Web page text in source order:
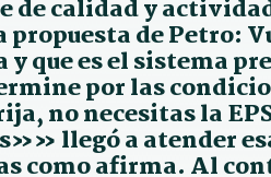
calidad y
de Petro:
que es el sistema
por las
no necesitas la
llegó a atender
como afirma. Al